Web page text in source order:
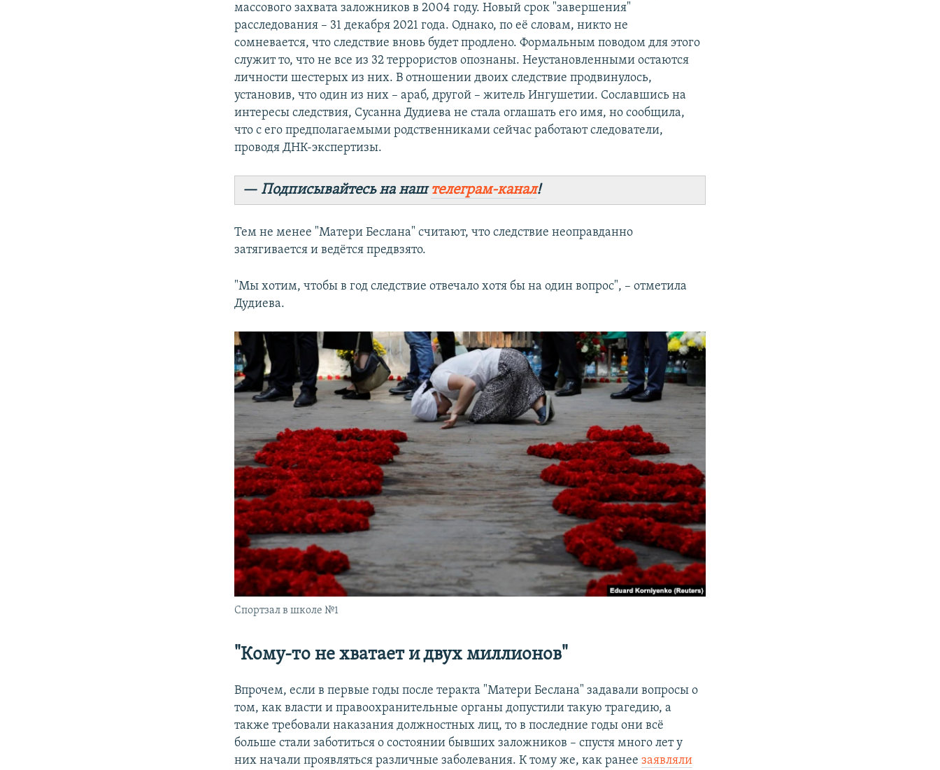
массового захвата заложников в 2004 году. Новый срок "завершения"
расследования – 31 декабря 2021 года. Однако, по её словам, никто не
сомневается, что следствие вновь будет продлено. Формальным поводом для этого
служит то, что не все из 32 террористов опознаны. Неустановленными остаются
личности шестерых из них. В отношении двоих следствие продвинулось,
установив, что один из них – араб, другой – житель Ингушетии. Сославшись на
интересы следствия, Сусанна Дудиева не стала оглашать его имя, но сообщила,
что с его предполагаемыми родственниками сейчас работают следователи,
проводя ДНК-экспертизы.
— Подписывайтесь на наштелеграм-канал!
Тем не менее "Матери Беслана" считают, что следствие неоправданно
затягивается и ведётся предвзято.
"Мы хотим, чтобы в год следствие отвечало хотя бы на один вопрос", – отметила
Дудиева.
Спортзал в школе №1
"Кому-то не хватает и двух миллионов"
Впрочем, если в первые годы после теракта "Матери Беслана" задавали вопросы о
том, как власти и правоохранительные органы допустили такую трагедию, а
также требовали наказания должностных лиц, то в последние годы они всё
больше стали заботиться о состоянии бывших заложников – спустя много лет у
них начали проявляться различные заболевания. К тому же, как ранеезаявляли